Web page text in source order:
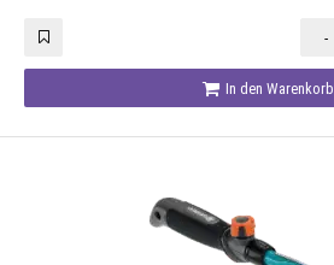
-
In den Warenkorb